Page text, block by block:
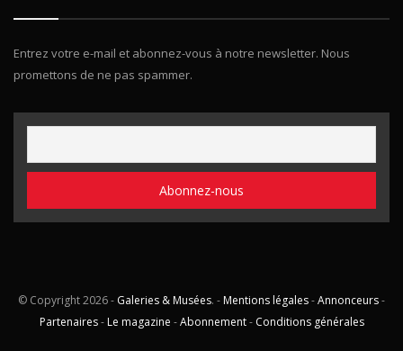
Entrez votre e-mail et abonnez-vous à notre newsletter. Nous
promettons de ne pas spammer.
© Copyright2026 - Galeries & Musées. - Mentions légales-Annonceurs-
Partenaires- Le magazine -Abonnement- Conditions générales